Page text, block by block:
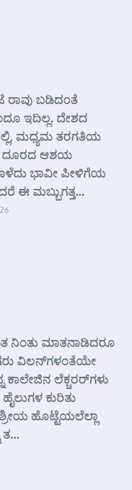
ರಾವು ಬಡಿದಂತೆ
ಇದಿಲ್ಲ. ದೇಶದ
ಮಧ್ಯಮ ತರಗತಿಯ
ದೂರದ ಆಶಯ
ಭಾವೀ ಪೀಳಿಗೆಯ
ಈ ಮಬ್ಬುಗತ್ತ...
ನಿಂತು ಮಾತನಾಡಿದರೂ
ವಿಲನ್‌ಗಳಂತೆಯೇ
ಕಾಲೇಜಿನ ಲೆಕ್ಚರರ್‌ಗಳು
ಕುರಿತು
ಹೊಟ್ಟೆಯಲೆಲ್ಲಾ